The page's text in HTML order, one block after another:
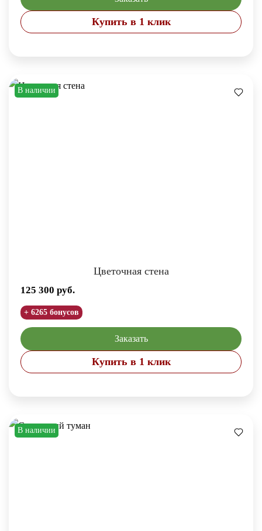
Купить в 1 клик
В наличии
Цветочная стена
125 300 руб.
+ 6265 бонусов
Заказать
Купить в 1 клик
В наличии